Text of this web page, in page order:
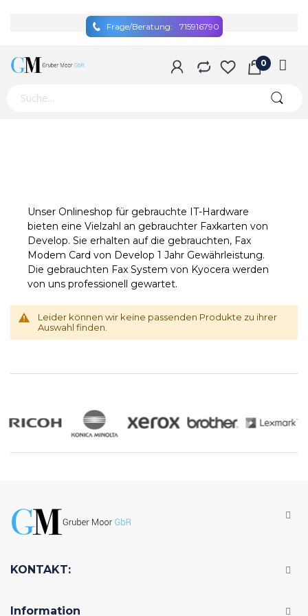
Frage/Beratung: 715916790
Unser Onlineshop für gebrauchte IT-Hardware
bieten eine Vielzahl an gebrauchter Faxkarten von
Develop. Sie erhalten auf die gebrauchten, Fax
Modem Card von Develop 1 Jahr Gewährleistung.
Die gebrauchten Fax System von Kyocera werden
von uns professionell gewartet.
Leider können wir keine passenden Produkte zu ihrer
Auswahl finden.
KONTAKT:
Information